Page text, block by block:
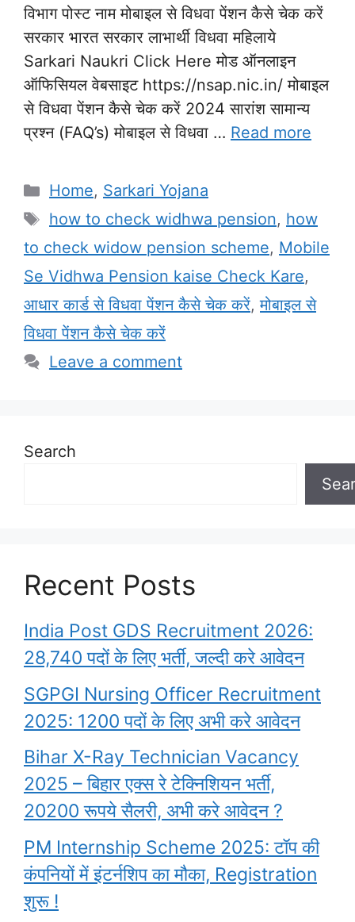
विभाग पोस्ट नाम मोबाइल से विधवा पेंशन कैसे चेक करें
सरकार भारत सरकार लाभार्थी विधवा महिलाये
Sarkari Naukri Click Here मोड ऑनलाइन
ऑफिसियल वेबसाइट https://nsap.nic.in/ मोबाइल
से विधवा पेंशन कैसे चेक करें 2024 सारांश सामान्य
प्रश्न (FAQ’s) मोबाइल से विधवा … Read more
Categories
Home, Sarkari Yojana
Tags
how to check widhwa pension, how
to check widow pension scheme, Mobile
Se Vidhwa Pension kaise Check Kare,
आधार कार्ड से विधवा पेंशन कैसे चेक करें,मोबाइल से
विधवा पेंशन कैसे चेक करें
Leave a comment
Search
Recent Posts
India Post GDS Recruitment 2026:
28,740 पदों के लिए भर्ती, जल्दी करे आवेदन
SGPGI Nursing Officer Recruitment
2025: 1200 पदों के लिए अभी करे आवेदन
Bihar X-Ray Technician Vacancy
2025 – बिहार एक्स रे टेक्निशियन भर्ती,
20200 रूपये सैलरी, अभी करे आवेदन ?
PM Internship Scheme 2025: टॉप की
कंपनियों में इंटर्नशिप का मौका, Registration
शुरू !